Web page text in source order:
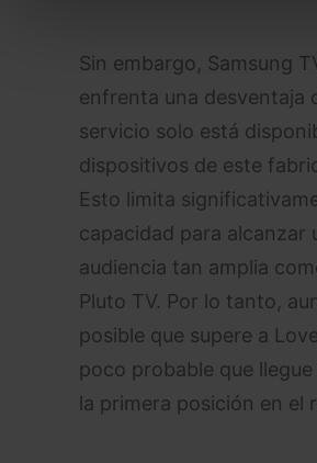
Sin embargo, Samsung
enfrenta una desventaja
servicio solo está
dispositivos de este
Esto limita
capacidad para alcanzar
audiencia tan amplia
Pluto TV. Por lo tanto,
posible que supere a
poco probable que
la primera posición en el